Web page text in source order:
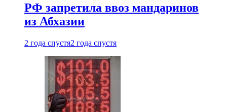
РФ запретила ввоз мандаринов
из Абхазии
2 года спустя2 года спустя